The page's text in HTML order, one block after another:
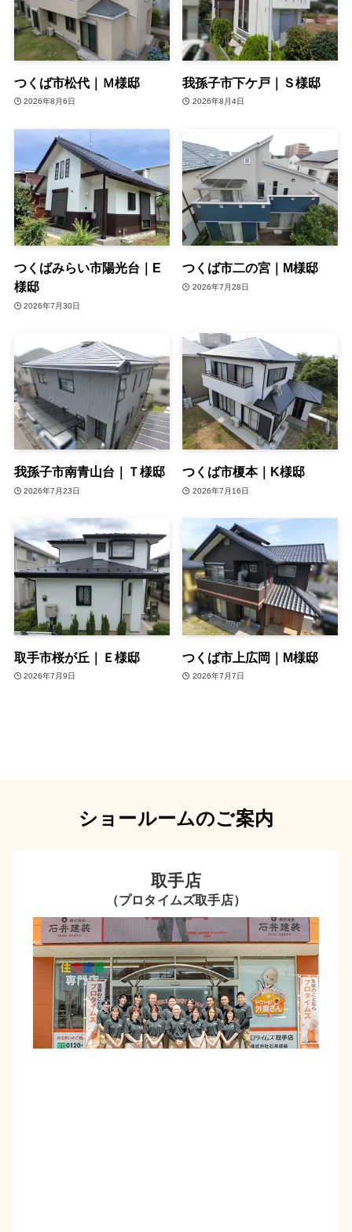
つくば市松代｜Ｍ様邸
2026年8月6日
我孫子市下ケ戸｜Ｓ様邸
2026年8月4日
つくばみらい市陽光台｜E
様邸
2026年7月30日
つくば市二の宮｜M様邸
2026年7月28日
我孫子市南青山台｜Ｔ様邸
2026年7月23日
つくば市榎本｜K様邸
2026年7月16日
取手市桜が丘｜Ｅ様邸
2026年7月9日
つくば市上広岡｜M様邸
2026年7月7日
ショールームのご案内
取手店
（プロタイムズ取手店）